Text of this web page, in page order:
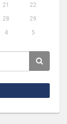
21
22
28
29
4 5